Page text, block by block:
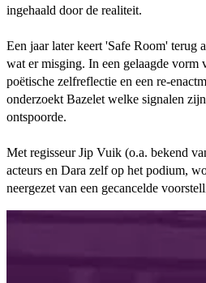
ingehaald door de realiteit.
Een jaar later keert 'Safe Room' terug
wat er misging. In een gelaagde vorm
poëtische zelfreflectie en een re-
onderzoekt Bazelet welke signalen
ontspoorde.
Met regisseur Jip Vuik (o.a. bekend
acteurs en Dara zelf op het podium,
neergezet van een gecancelde